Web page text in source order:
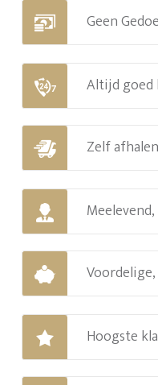
Geen
Altijd goed
Zelf
Hoogste